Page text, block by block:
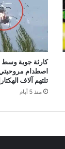
كارثة جوية وسط
اصطدام
تلتهم آلاف
منذ 5 أيام